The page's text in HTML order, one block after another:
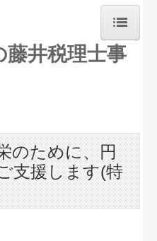
のために、円
支援します(特